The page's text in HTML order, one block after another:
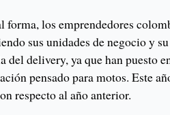
forma, los emprendedores
sus unidades de negocio y
del delivery, ya que han puesto
pensado para motos. Este
respecto al año anterior.